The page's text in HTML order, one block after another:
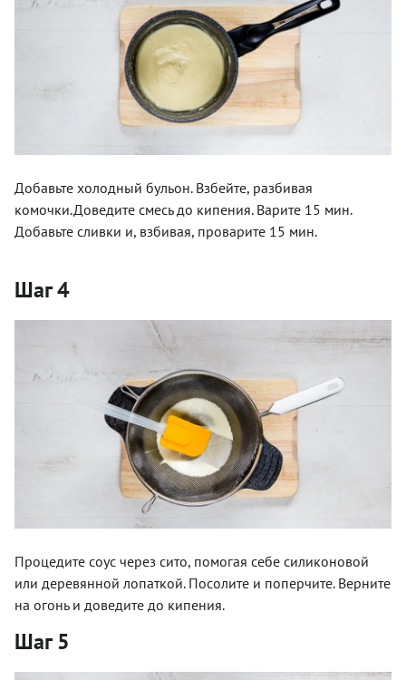
Добавьте холодный бульон. Взбейте, разбивая
комочки.Доведите смесь до кипения. Варите 15 мин.
Добавьте сливки и, взбивая, проварите 15 мин.
Шаг 4
Процедите соус через сито, помогая себе силиконовой
или деревянной лопаткой. Посолите и поперчите. Верните
на огонь и доведите до кипения.
Шаг 5